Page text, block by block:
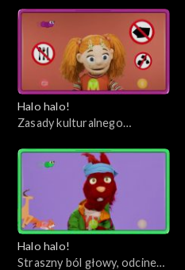
Halo halo!
Zasady kulturalnego
odcinek 94
Halo halo!
Straszny ból głowy, odcinek